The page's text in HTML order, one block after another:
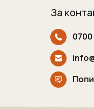
Екскурзии в Катар
Екскурзии в Непал
Екскурзии в Полша
Екскурзии в Сърбия
Екскурзии в Тунис
Камбоджа
Колумбия
За
0700